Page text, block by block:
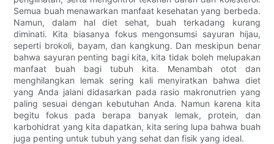
Semua buah menawarkan manfaat kesehatan yang berbeda.
Namun, dalam hal diet sehat, buah terkadang kurang
diminati. Kita biasanya fokus mengonsumsi sayuran hijau,
seperti brokoli, bayam, dan kangkung. Dan meskipun benar
bahwa sayuran penting bagi kita, kita tidak boleh melupakan
manfaat buah bagi tubuh kita. Menambah otot dan
menghilangkan lemak sering kali menyiratkan bahwa diet
yang Anda jalani didasarkan pada rasio makronutrien yang
paling sesuai dengan kebutuhan Anda. Namun karena kita
begitu fokus pada berapa banyak lemak, protein, dan
karbohidrat yang kita dapatkan, kita sering lupa bahwa buah
juga penting untuk tubuh yang sehat dan fisik yang ideal.